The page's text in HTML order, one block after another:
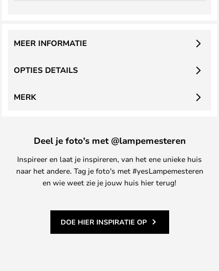
OPTIES DETAILS
MEER INFORMATIE
MERK
Deel je foto's met @lampemesteren
Inspireer en laat je inspireren, van het ene unieke huis
naar het andere. Tag je foto's met #yesLampemesteren
en wie weet zie je jouw huis hier terug!
DOE HIER INSPIRATIE OP